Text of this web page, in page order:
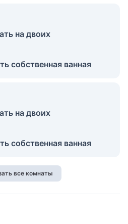
на двоих
собственная ванная
на двоих
собственная ванная
все комнаты